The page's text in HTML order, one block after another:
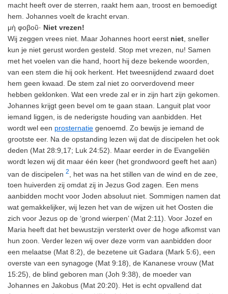
macht heeft over de sterren, raakt hem aan, troost en bemoedigt
hem. Johannes voelt de kracht ervan.
μὴ φοβοῦ· Niet vrezen!
Wij zeggen vrees niet. Maar Johannes hoort eerst niet , sneller
kun je niet gerust worden gesteld. Stop met vrezen, nu! Samen
met het voelen van die hand, hoort hij deze bekende woorden,
van een stem die hij ook herkent. Het tweesnijdend zwaard doet
hem geen kwaad. De stem zal niet zo oorverdovend meer
hebben geklonken. Wat een vrede zal er in zijn hart zijn gekomen.
Johannes krijgt geen bevel om te gaan staan. Languit plat voor
iemand liggen, is de nederigste houding van aanbidden. Het
wordt wel een prosternatie genoemd. Zo bewijs je iemand de
grootste eer. Na de opstanding lezen wij dat de discipelen het ook
deden (Mat 28:9,17; Luk 24:52). Maar eerder in de Evangeliën
wordt lezen wij dit maar één keer (het grondwoord geeft het aan)
van de discipelen 2
, het was na het stillen van de wind en de zee,
toen huiverden zij omdat zij in Jezus God zagen. Een mens
aanbidden mocht voor Joden absoluut niet. Sommigen namen dat
wat gemakkelijker, wij lezen het van de wijzen uit het Oosten die
zich voor Jezus op de ‘grond wierpen’ (Mat 2:11). Voor Jozef en
Maria heeft dat het bewustzijn versterkt over de hoge afkomst van
hun zoon. Verder lezen wij over deze vorm van aanbidden door
een melaatse (Mat 8:2), de bezetene uit Gadara (Mark 5:6), een
overste van een synagoge (Mat 9:18), de Kananese vrouw (Mat
15:25), de blind geboren man (Joh 9:38), de moeder van
Johannes en Jakobus (Mat 20:20). Het is echt opvallend dat